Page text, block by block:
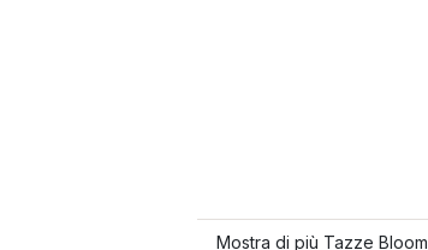
Mostra di più Tazze